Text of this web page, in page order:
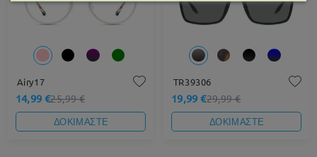
Airy17
14,99 €25,99 €
ΔΟΚΙΜΑΣΤΕ
TR39306
19,99 €29,99 €
ΔΟΚΙΜΑΣΤΕ